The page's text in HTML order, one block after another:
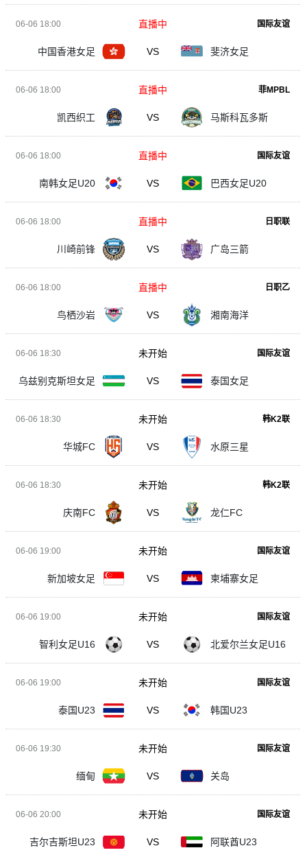
06-06 18:00 国际友谊
中国香港女足 VS 斐济女足
直播中
06-06 18:00 菲MPBL
凯西织工 VS 马斯科瓦多斯
直播中
06-06 18:00 国际友谊
南韩女足U20 VS 巴西女足U20
直播中
06-06 18:00 日职联
川崎前锋 VS 广岛三箭
直播中
06-06 18:00 日职乙
鸟栖沙岩 VS 湘南海洋
直播中
06-06 18:30 国际友谊
乌兹别克斯坦女足 VS 泰国女足
未开始
06-06 18:30 韩K2联
华城FC VS 水原三星
未开始
06-06 18:30 韩K2联
庆南FC VS 龙仁FC
未开始
06-06 19:00 国际友谊
新加坡女足 VS 柬埔寨女足
未开始
06-06 19:00 国际友谊
智利女足U16 VS 北爱尔兰女足U16
未开始
06-06 19:00 国际友谊
泰国U23 VS 韩国U23
未开始
06-06 19:30 国际友谊
缅甸 VS 关岛
未开始
06-06 20:00 国际友谊
吉尔吉斯坦U23 VS 阿联酋U23
未开始